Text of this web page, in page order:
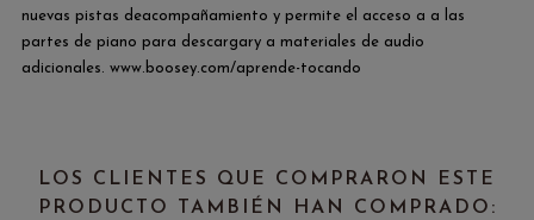
nuevas pistas deacompañamiento y permite el acceso a a las
partes de piano para descargary a materiales de audio
adicionales. www.boosey.com/aprende-tocando
LOS CLIENTES QUE COMPRARON ESTE
PRODUCTO TAMBIÉN HAN COMPRADO: